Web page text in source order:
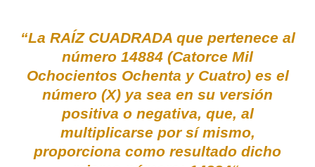
“La RAÍZ CUADRADA que pertenece al
número 14884 (Catorce Mil
Ochocientos Ochenta y Cuatro) es el
número (X) ya sea en su versión
positiva o negativa, que, al
multiplicarse por sí mismo,
proporciona como resultado dicho